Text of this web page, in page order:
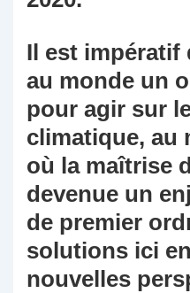
Il est
au monde un
pour agir sur
climatique, au
où la maîtrise
devenue un
de premier
solutions ici
nouvelles